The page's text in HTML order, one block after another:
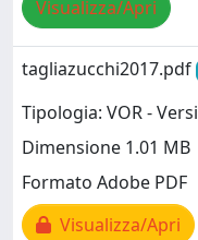
Visualizza/Apri
tagliazucchi2017.pdf
Tipologia: VOR -
Dimensione 1.01 MB
Formato Adobe PDF
Visualizza/Apri